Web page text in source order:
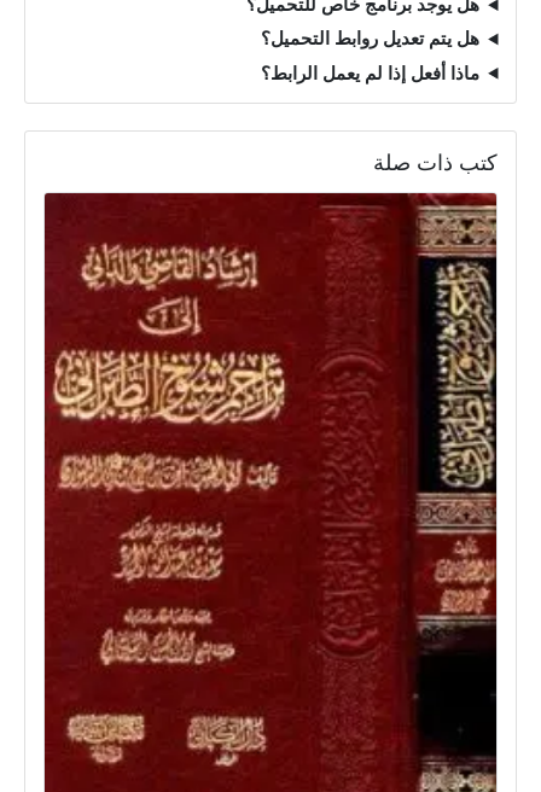
هل يتم تعديل روابط التحميل؟
ماذا أفعل إذا لم يعمل الرابط؟
كتب ذات صلة